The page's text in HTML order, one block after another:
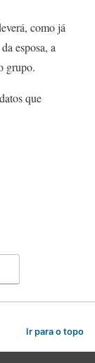
como já
esposa, a
grupo.
que
Ir para o topo